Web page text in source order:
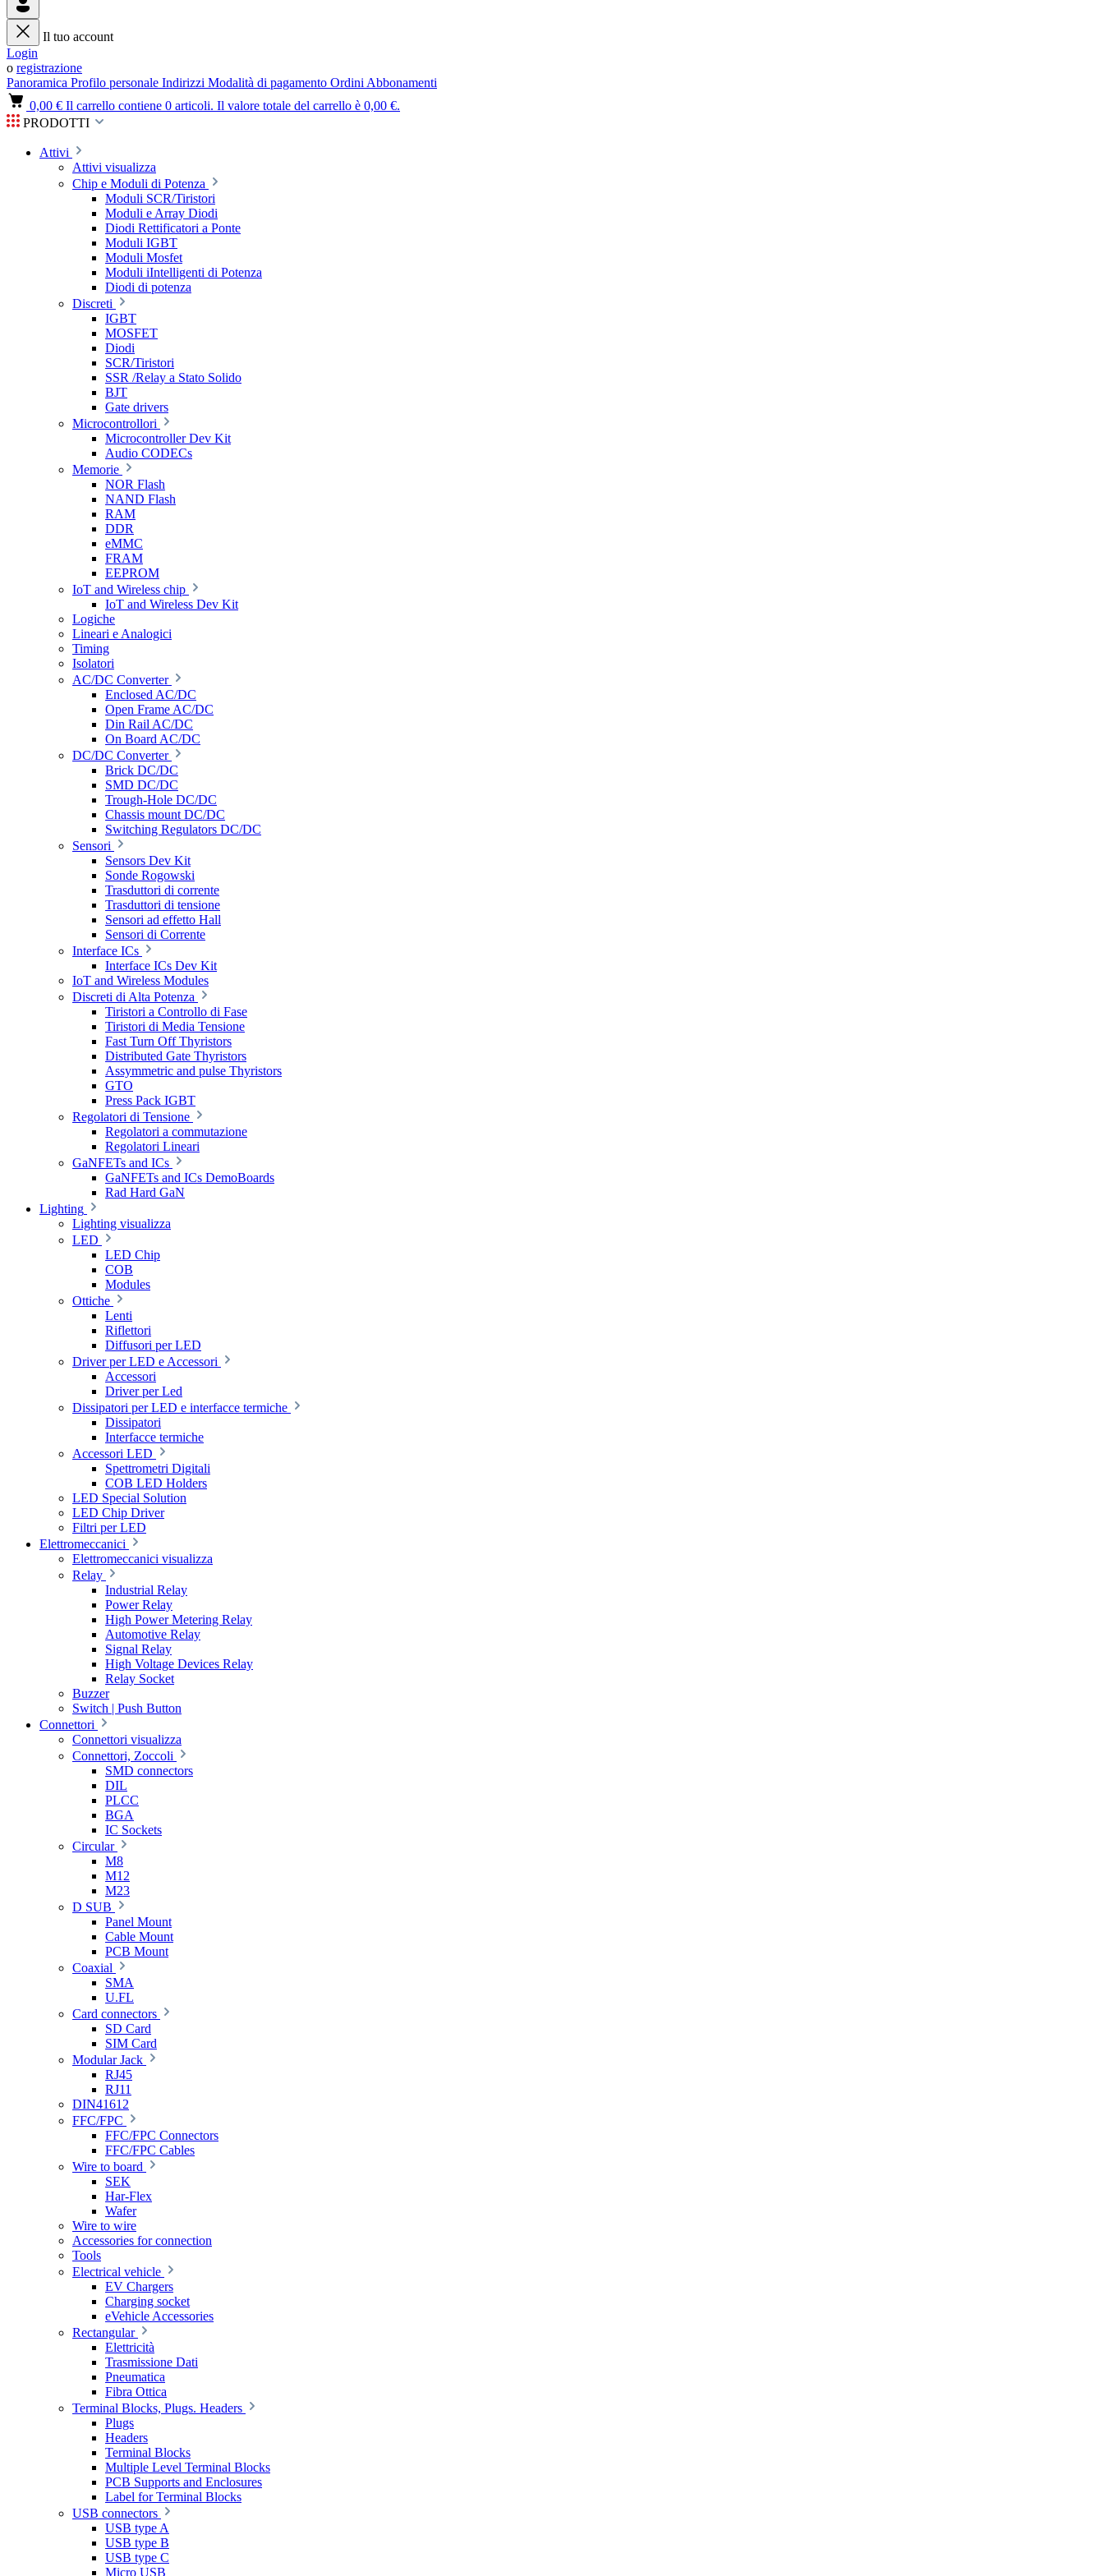
Il tuo account
Login
o registrazione
Panoramica Profilo personale Indirizzi Modalità di pagamento Ordini Abbonamenti
0,00 € Il carrello contiene 0 articoli. Il valore totale del carrello è 0,00 €.
PRODOTTI
Attivi
Attivi visualizza
Chip e Moduli di Potenza
Moduli SCR/Tiristori
Moduli e Array Diodi
Diodi Rettificatori a Ponte
Moduli IGBT
Moduli Mosfet
Moduli iIntelligenti di Potenza
Diodi di potenza
Discreti
IGBT
MOSFET
Diodi
SCR/Tiristori
SSR /Relay a Stato Solido
BJT
Gate drivers
Microcontrollori
Microcontroller Dev Kit
Audio CODECs
Memorie
NOR Flash
NAND Flash
RAM
DDR
eMMC
FRAM
EEPROM
IoT and Wireless chip
IoT and Wireless Dev Kit
Logiche
Lineari e Analogici
Timing
Isolatori
AC/DC Converter
Enclosed AC/DC
Open Frame AC/DC
Din Rail AC/DC
On Board AC/DC
DC/DC Converter
Brick DC/DC
SMD DC/DC
Trough-Hole DC/DC
Chassis mount DC/DC
Switching Regulators DC/DC
Sensori
Sensors Dev Kit
Sonde Rogowski
Trasduttori di corrente
Trasduttori di tensione
Sensori ad effetto Hall
Sensori di Corrente
Interface ICs
Interface ICs Dev Kit
IoT and Wireless Modules
Discreti di Alta Potenza
Tiristori a Controllo di Fase
Tiristori di Media Tensione
Fast Turn Off Thyristors
Distributed Gate Thyristors
Assymmetric and pulse Thyristors
GTO
Press Pack IGBT
Regolatori di Tensione
Regolatori a commutazione
Regolatori Lineari
GaNFETs and ICs
GaNFETs and ICs DemoBoards
Rad Hard GaN
Lighting
Lighting visualizza
LED
LED Chip
COB
Modules
Ottiche
Lenti
Riflettori
Diffusori per LED
Driver per LED e Accessori
Accessori
Driver per Led
Dissipatori per LED e interfacce termiche
Dissipatori
Interfacce termiche
Accessori LED
Spettrometri Digitali
COB LED Holders
LED Special Solution
LED Chip Driver
Filtri per LED
Elettromeccanici
Elettromeccanici visualizza
Relay
Industrial Relay
Power Relay
High Power Metering Relay
Automotive Relay
Signal Relay
High Voltage Devices Relay
Relay Socket
Buzzer
Switch | Push Button
Connettori
Connettori visualizza
Connettori, Zoccoli
SMD connectors
DIL
PLCC
BGA
IC Sockets
Circular
M8
M12
M23
D SUB
Panel Mount
Cable Mount
PCB Mount
Coaxial
SMA
U.FL
Card connectors
SD Card
SIM Card
Modular Jack
RJ45
RJ11
DIN41612
FFC/FPC
FFC/FPC Connectors
FFC/FPC Cables
Wire to board
SEK
Har-Flex
Wafer
Wire to wire
Accessories for connection
Tools
Electrical vehicle
EV Chargers
Charging socket
eVehicle Accessories
Rectangular
Elettricità
Trasmissione Dati
Pneumatica
Fibra Ottica
Terminal Blocks, Plugs. Headers
Plugs
Headers
Terminal Blocks
Multiple Level Terminal Blocks
PCB Supports and Enclosures
Label for Terminal Blocks
USB connectors
USB type A
USB type B
USB type C
Micro USB